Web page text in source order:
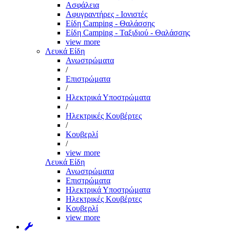
Ασφάλεια
Αφυγραντήρες - Ιονιστές
Είδη Camping - Θαλάσσης
Είδη Camping - Ταξιδιού - Θαλάσσης
view more
Λευκά Είδη
Ανωστρώματα
/
Επιστρώματα
/
Ηλεκτρικά Υποστρώματα
/
Ηλεκτρικές Κουβέρτες
/
Κουβερλί
/
view more
Λευκά Είδη
Ανωστρώματα
Επιστρώματα
Ηλεκτρικά Υποστρώματα
Ηλεκτρικές Κουβέρτες
Κουβερλί
view more